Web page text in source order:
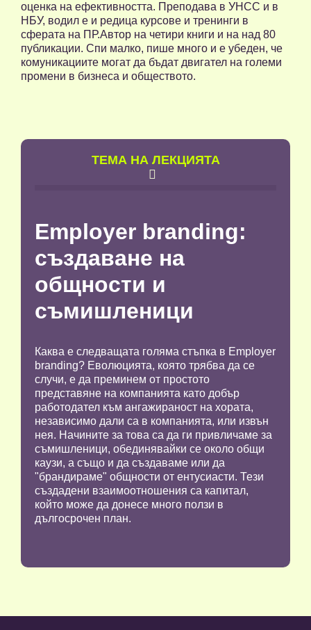
оценка на ефективността. Преподава в УНСС и в
НБУ, водил е и редица курсове и тренинги в
сферата на ПР.Автор на четири книги и на над 80
публикации. Спи малко, пише много и е убеден, че
комуникациите могат да бъдат двигател на големи
промени в бизнеса и обществото.
TЕМА НА ЛЕКЦИЯТА

Employer branding:
създаване на
общности и
съмишленици
Каква е следващата голяма стъпка в Employer
branding? Еволюцията, която трябва да се
случи, е да преминем от простото
представяне на компанията като добър
работодател към ангажираност на хората,
независимо дали са в компанията, или извън
нея. Начините за това са да ги привличаме за
съмишленици, обединявайки се около общи
каузи, а също и да създаваме или да
"брандираме" общности от ентусиасти. Тези
създадени взаимоотношения са капитал,
който може да донесе много ползи в
дългосрочен план.